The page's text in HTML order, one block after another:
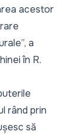
acestor
a
în R.
rând prin
să